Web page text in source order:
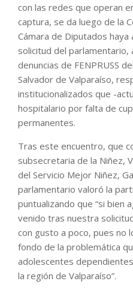
con las redes que operan
captura, se da luego de la
Cámara de Diputados
solicitud del parlamentario,
denuncias de FENPRUSS
Salvador de Valparaíso,
institucionalizados que -
hospitalario por falta de
permanentes.
Tras este encuentro, que
subsecretaria de la Niñez,
del Servicio Mejor Niñez,
parlamentario valoró la
puntualizando que “si bien
venido tras nuestra
con gusto a poco, pues no
fondo de la problemática
adolescentes
la región de Valparaíso”.